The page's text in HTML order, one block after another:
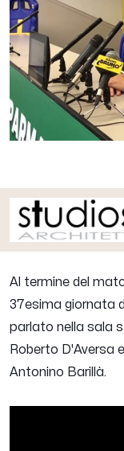
Al termine del
37esima giornata
parlato nella sala
Roberto D'Aversa
Antonino Barillà.